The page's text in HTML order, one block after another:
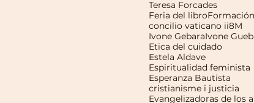
Teresa Forcades
Feria del libroFormación
concilio vaticano ii8M
Ivone GebaraIvone
Etica del cuidado
Estela Aldave
Espiritualidad feminista
Esperanza Bautista
cristianisme i justicia